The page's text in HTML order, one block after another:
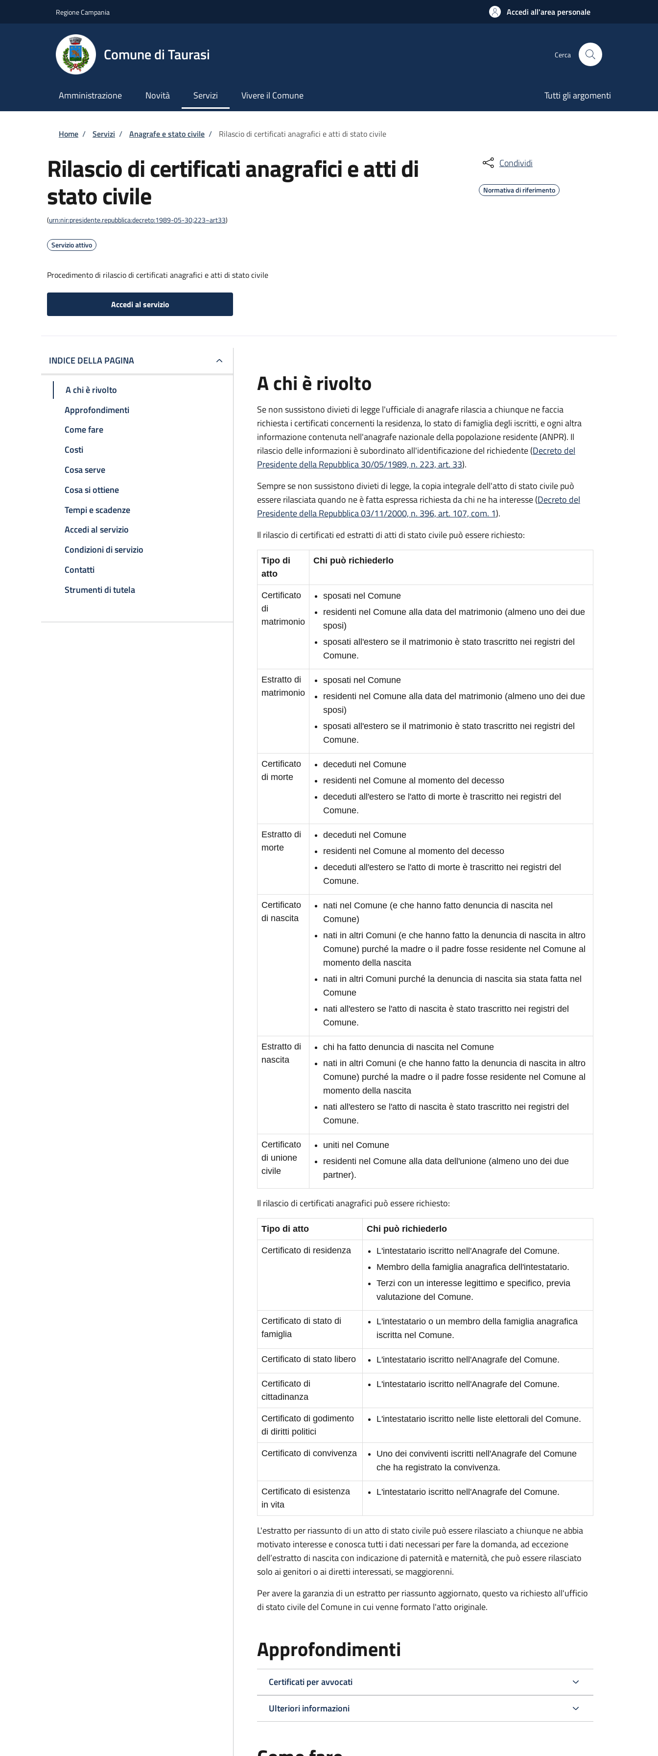
Regione Campania Accedi all'area personale
Comune di Taurasi Cerca
Amministrazione Novità Servizi Vivere il Comune Tutti gli argomenti
Briciole di pane
Home / Servizi / Anagrafe e stato civile / Rilascio di certificati anagrafici e atti di stato civile
Rilascio di certificati anagrafici e atti di
stato civile
(urn:nir:presidente.repubblica:decreto:1989-05-30;223~art33)
Servizio attivo
Procedimento di rilascio di certificati anagrafici e atti di stato civile
Accedi al servizio
Condividi
Normativa di riferimento
INDICE DELLA PAGINA
A chi è rivolto
Approfondimenti
Come fare
Costi
Cosa serve
Cosa si ottiene
Tempi e scadenze
Accedi al servizio
Condizioni di servizio
Contatti
Strumenti di tutela
A chi è rivolto
Se non sussistono divieti di legge l'ufficiale di anagrafe rilascia a chiunque ne faccia
richiesta i certificati concernenti la residenza, lo stato di famiglia degli iscritti, e ogni altra
informazione contenuta nell'anagrafe nazionale della popolazione residente (ANPR). Il
rilascio delle informazioni è subordinato all'identificazione del richiedente (Decreto del
Presidente della Repubblica 30/05/1989, n. 223, art. 33).
Sempre se non sussistono divieti di legge, la copia integrale dell'atto di stato civile può
essere rilasciata quando ne è fatta espressa richiesta da chi ne ha interesse (Decreto del
Presidente della Repubblica 03/11/2000, n. 396, art. 107, com. 1).
Il rilascio di certificati ed estratti di atti di stato civile può essere richiesto:
Tipo di
atto
Chi può richiederlo
Certificato
di
matrimonio
sposati nel Comune
residenti nel Comune alla data del matrimonio (almeno uno dei due
sposi)
sposati all'estero se il matrimonio è stato trascritto nei registri del
Comune.
Estratto di
matrimonio
sposati nel Comune
residenti nel Comune alla data del matrimonio (almeno uno dei due
sposi)
sposati all'estero se il matrimonio è stato trascritto nei registri del
Comune.
Certificato
di morte
deceduti nel Comune
residenti nel Comune al momento del decesso
deceduti all'estero se l'atto di morte è trascritto nei registri del
Comune.
Estratto di
morte
deceduti nel Comune
residenti nel Comune al momento del decesso
deceduti all'estero se l'atto di morte è trascritto nei registri del
Comune.
Certificato
di nascita
nati nel Comune (e che hanno fatto denuncia di nascita nel
Comune)
nati in altri Comuni (e che hanno fatto la denuncia di nascita in altro
Comune) purché la madre o il padre fosse residente nel Comune al
momento della nascita
nati in altri Comuni purché la denuncia di nascita sia stata fatta nel
Comune
nati all'estero se l'atto di nascita è stato trascritto nei registri del
Comune.
Estratto di
nascita
chi ha fatto denuncia di nascita nel Comune
nati in altri Comuni (e che hanno fatto la denuncia di nascita in altro
Comune) purché la madre o il padre fosse residente nel Comune al
momento della nascita
nati all'estero se l'atto di nascita è stato trascritto nei registri del
Comune.
Certificato
di unione
civile
uniti nel Comune
residenti nel Comune alla data dell'unione (almeno uno dei due
partner).
Il rilascio di certificati anagrafici può essere richiesto:
Tipo di atto Chi può richiederlo
Certificato di residenza
L'intestatario iscritto nell'Anagrafe del Comune.
Membro della famiglia anagrafica dell'intestatario.
Terzi con un interesse legittimo e specifico, previa
valutazione del Comune.
Certificato di stato di
famiglia
L'intestatario o un membro della famiglia anagrafica
iscritta nel Comune.
Certificato di stato libero L'intestatario iscritto nell'Anagrafe del Comune.
Certificato di
cittadinanza
L'intestatario iscritto nell'Anagrafe del Comune.
Certificato di godimento
di diritti politici
L'intestatario iscritto nelle liste elettorali del Comune.
Certificato di convivenza
Uno dei conviventi iscritti nell'Anagrafe del Comune
che ha registrato la convivenza.
Certificato di esistenza
in vita
L'intestatario iscritto nell'Anagrafe del Comune.
L'estratto per riassunto di un atto di stato civile può essere rilasciato a chiunque ne abbia
motivato interesse e conosca tutti i dati necessari per fare la domanda, ad eccezione
dell’estratto di nascita con indicazione di paternità e maternità, che può essere rilasciato
solo ai genitori o ai diretti interessati, se maggiorenni.
Per avere la garanzia di un estratto per riassunto aggiornato, questo va richiesto all'ufficio
di stato civile del Comune in cui venne formato l'atto originale.
Approfondimenti
Certificati per avvocati
Ulteriori informazioni